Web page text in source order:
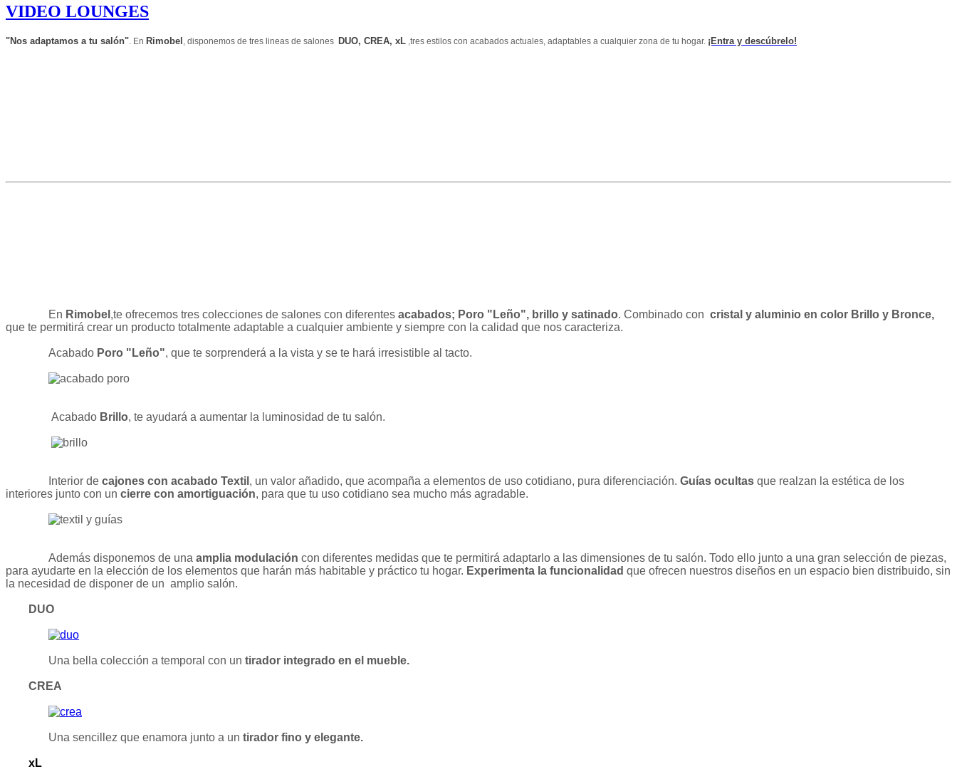
VIDEO LOUNGES
"Nos adaptamos a tu salón" . En Rimobel disponemos de tres lineas de salones DUO, CREA, xL tres estilos con acabados actuales, adaptables a cualquier zona de tu hogar. ¡Entra y descúbrelo!
En Rimobel ,te ofrecemos tres colecciones de salones con diferentes acabados; Poro "Leño", brillo y satinado. Combinado con cristal y aluminio en color Brillo y Bronce,
que te permitirá crear un producto totalmente adaptable a cualquier ambiente y siempre con la calidad que nos caracteriza.
Acabado Poro "Leño", que te sorprenderá a la vista y se te hará irresistible al tacto.
Acabado Brillo, te ayudará a aumentar la luminosidad de tu salón.
Interior de cajones con acabado Textil , un valor añadido, que acompaña a elementos de uso cotidiano, pura diferenciación. Guías ocultas que realzan la estética de los
interiores junto con un cierre con amortiguación, para que tu uso cotidiano sea mucho más agradable.
Además disponemos de una amplia modulación con diferentes medidas que te permitirá adaptarlo a las dimensiones de tu salón. Todo ello junto a una gran selección de piezas,
para ayudarte en la elección de los elementos que harán más habitable y práctico tu hogar. Experimenta la funcionalidad que ofrecen nuestros diseños en un espacio bien distribuido, sin
la necesidad de disponer de un amplio salón.
DUO
Una bella colección a temporal con un tirador integrado en el mueble.
CREA
Una sencillez que enamora junto a un tirador fino y elegante.
xL